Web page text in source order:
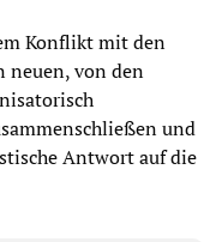
Konflikt mit den
neuen, von den
und
Antwort auf die